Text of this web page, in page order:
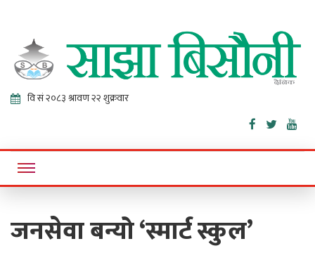
Sajha
Bisaunee
Online News Portal
जनसेवा बन्यो ‘स्मार्ट स्कुल’